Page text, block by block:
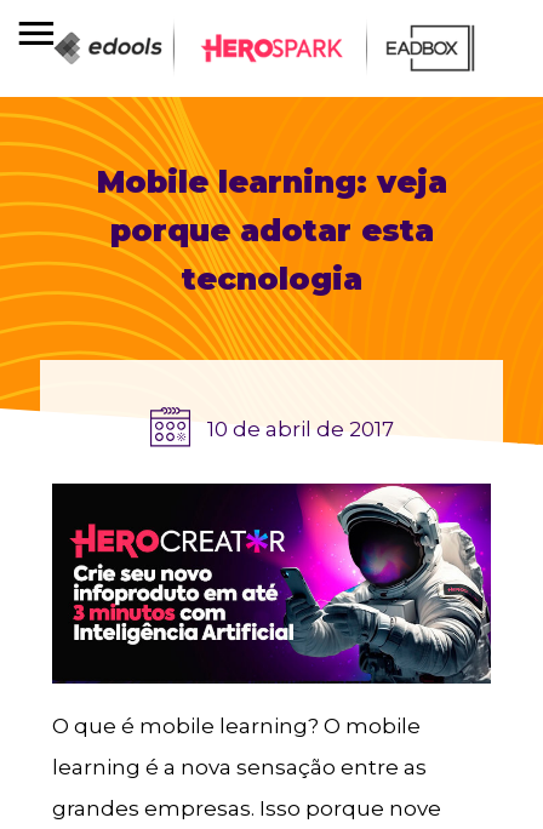
Mobile learning: veja
porque adotar esta
tecnologia
10 de abril de 2017
O que é mobile learning? O mobile
learning é a nova sensação entre as
grandes empresas. Isso porque nove